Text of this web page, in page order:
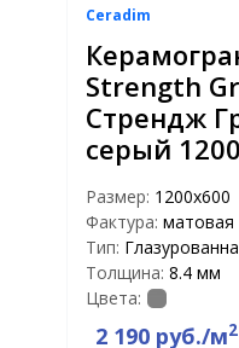
Ceradim
Strength
Стрендж
серый
Размер: 1200x600
Фактура: матовая
Тип:
Толщина: 8.4 мм
Цвета:
2 190 руб./м2